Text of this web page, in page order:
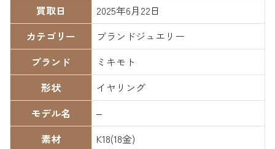
買取日
2025年6月22日
カテゴリー
ブランドジュエリー
ブランド
ミキモト
形状
イヤリング
モデル名
–
素材
K18(18金)